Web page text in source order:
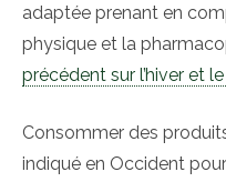
adaptée prenant en
physique et la
précédent sur l’hiver et
Consommer des
indiqué en Occident